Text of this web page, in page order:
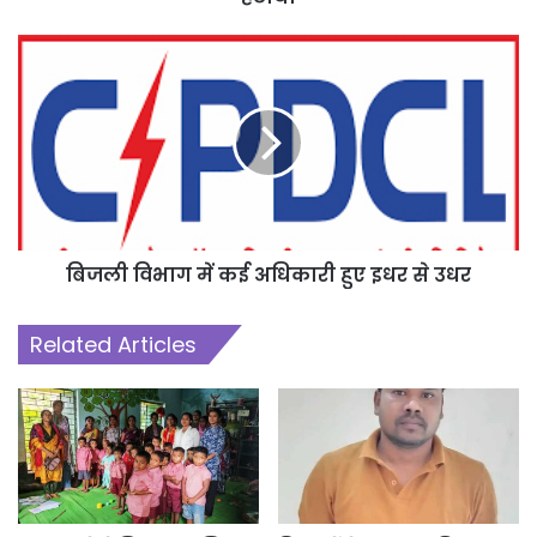
यदि उनके द्वारा कार्य प्रारंभ नहीं किया जाता तो उनकी जमा अमानत राशि राजसात
करते हुये उन्हें ब्लेक लिस्टेड किये जाने की कार्यवाही करें। उद्योग मंत्री श्री देवांगन
ने अधिकारियों से कहा कि विकास व निर्माण कार्यो के संपादन के दौरान संबंधित
अभियंतागण कार्यो की निरंतर मानीटरिंग करें, गुणवत्ता पर विशेष ध्यान रखें तथा यह
अंतिम रूप से सुनिश्चित करें कि विकास कार्य पूरी गुणवत्ता के साथ संपादित हों तथा
कार्य में उपयोग की जाने वाली सामग्री निर्धारित मानकों के अनुरूप हों।
विविध निर्माण कार्यो की वार्डवार समीक्षा
बैठक के दौरान उद्योग मंत्री देवांगन ने दर्री जोन व सर्वमंगला नगर जोन के वार्डो में
विभिन्न मदों जिला खनिज न्यास मद, अधोसंरचना, वित्त आयोग मद, मध्यक्षेत्र
आदिवासी विकास प्राधिकरण, राजस्व व आपदा प्रबंधन, प्रभारी मंत्री मद,
विधायक मद, सी.एस.आर. मद, महापौर मद, पार्षद निधि, निगम मद सहित अन्य
विभिन्न मदों के अंतर्गत किये जाने वाले सी.सी. रोड निर्माण, नाली निर्माण, सामुदायिक
भवन, सार्वजनिक शेड मंच, स्कूल भवन, आंगनबाड़ी, किचन शेड, अहाता व
बिजली विभाग में कई अधिकारी हुए इधर से उधर
Related Articles